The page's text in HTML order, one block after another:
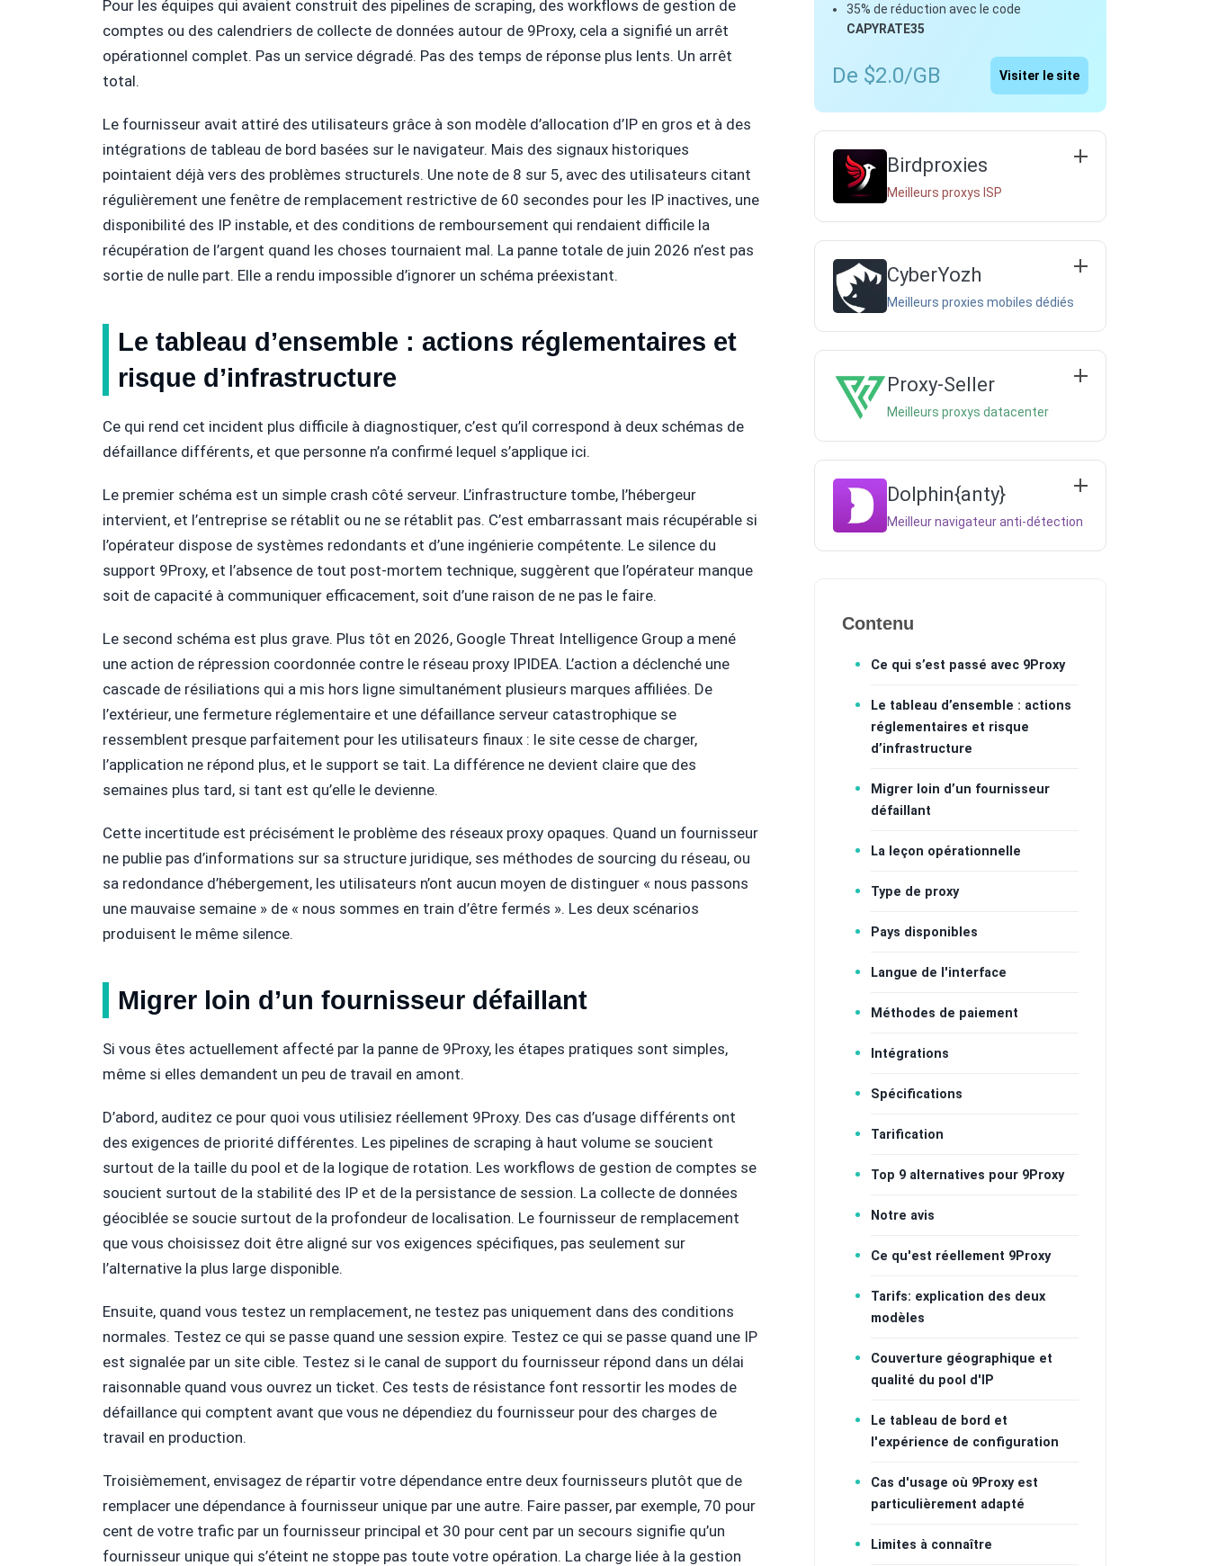
Pour les équipes qui avaient construit des pipelines de scraping, des workflows de gestion de
comptes ou des calendriers de collecte de données autour de 9Proxy, cela a signifié un arrêt
opérationnel complet. Pas un service dégradé. Pas des temps de réponse plus lents. Un arrêt
total.
Le fournisseur avait attiré des utilisateurs grâce à son modèle d’allocation d’IP en gros et à des
intégrations de tableau de bord basées sur le navigateur. Mais des signaux historiques
pointaient déjà vers des problèmes structurels. Une note de 8 sur 5, avec des utilisateurs citant
régulièrement une fenêtre de remplacement restrictive de 60 secondes pour les IP inactives, une
disponibilité des IP instable, et des conditions de remboursement qui rendaient difficile la
récupération de l’argent quand les choses tournaient mal. La panne totale de juin 2026 n’est pas
sortie de nulle part. Elle a rendu impossible d’ignorer un schéma préexistant.
Le tableau d’ensemble : actions réglementaires et
risque d’infrastructure
Ce qui rend cet incident plus difficile à diagnostiquer, c’est qu’il correspond à deux schémas de
défaillance différents, et que personne n’a confirmé lequel s’applique ici.
Le premier schéma est un simple crash côté serveur. L’infrastructure tombe, l’hébergeur
intervient, et l’entreprise se rétablit ou ne se rétablit pas. C’est embarrassant mais récupérable si
l’opérateur dispose de systèmes redondants et d’une ingénierie compétente. Le silence du
support 9Proxy, et l’absence de tout post-mortem technique, suggèrent que l’opérateur manque
soit de capacité à communiquer efficacement, soit d’une raison de ne pas le faire.
Le second schéma est plus grave. Plus tôt en 2026, Google Threat Intelligence Group a mené
une action de répression coordonnée contre le réseau proxy IPIDEA. L’action a déclenché une
cascade de résiliations qui a mis hors ligne simultanément plusieurs marques affiliées. De
l’extérieur, une fermeture réglementaire et une défaillance serveur catastrophique se
ressemblent presque parfaitement pour les utilisateurs finaux : le site cesse de charger,
l’application ne répond plus, et le support se tait. La différence ne devient claire que des
semaines plus tard, si tant est qu’elle le devienne.
Cette incertitude est précisément le problème des réseaux proxy opaques. Quand un fournisseur
ne publie pas d’informations sur sa structure juridique, ses méthodes de sourcing du réseau, ou
sa redondance d’hébergement, les utilisateurs n’ont aucun moyen de distinguer « nous passons
une mauvaise semaine » de « nous sommes en train d’être fermés ». Les deux scénarios
produisent le même silence.
Migrer loin d’un fournisseur défaillant
Si vous êtes actuellement affecté par la panne de 9Proxy, les étapes pratiques sont simples,
même si elles demandent un peu de travail en amont.
D’abord, auditez ce pour quoi vous utilisiez réellement 9Proxy. Des cas d’usage différents ont
des exigences de priorité différentes. Les pipelines de scraping à haut volume se soucient
surtout de la taille du pool et de la logique de rotation. Les workflows de gestion de comptes se
soucient surtout de la stabilité des IP et de la persistance de session. La collecte de données
géociblée se soucie surtout de la profondeur de localisation. Le fournisseur de remplacement
que vous choisissez doit être aligné sur vos exigences spécifiques, pas seulement sur
l’alternative la plus large disponible.
Ensuite, quand vous testez un remplacement, ne testez pas uniquement dans des conditions
normales. Testez ce qui se passe quand une session expire. Testez ce qui se passe quand une IP
est signalée par un site cible. Testez si le canal de support du fournisseur répond dans un délai
raisonnable quand vous ouvrez un ticket. Ces tests de résistance font ressortir les modes de
défaillance qui comptent avant que vous ne dépendiez du fournisseur pour des charges de
travail en production.
Troisièmement, envisagez de répartir votre dépendance entre deux fournisseurs plutôt que de
remplacer une dépendance à fournisseur unique par une autre. Faire passer, par exemple, 70 pour
cent de votre trafic par un fournisseur principal et 30 pour cent par un secours signifie qu’un
fournisseur unique qui s’éteint ne stoppe pas toute votre opération. La charge liée à la gestion
35% de réduction avec le code
CAPYRATE35
De $2.0/GB Visiter le site
Birdproxies
Meilleurs proxys ISP
CyberYozh
Meilleurs proxies mobiles dédiés
Proxy-Seller
Meilleurs proxys datacenter
Dolphin{anty}
Meilleur navigateur anti-détection
Contenu
Ce qui s’est passé avec 9Proxy
Le tableau d’ensemble : actions
réglementaires et risque
d’infrastructure
Migrer loin d’un fournisseur
défaillant
La leçon opérationnelle
Type de proxy
Pays disponibles
Langue de l'interface
Méthodes de paiement
Intégrations
Spécifications
Tarification
Top 9 alternatives pour 9Proxy
Notre avis
Ce qu'est réellement 9Proxy
Tarifs: explication des deux
modèles
Couverture géographique et
qualité du pool d'IP
Le tableau de bord et
l'expérience de configuration
Cas d'usage où 9Proxy est
particulièrement adapté
Limites à connaître